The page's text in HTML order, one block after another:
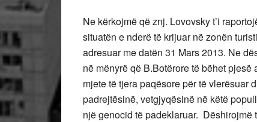
Ne kërkojmë që znj. Lovovsky t’i
situatën e nderë të krijuar në zonën
adresuar me datën 31 Mars 2013. Ne
në mënyrë që B.Botërore të bëhet
mjete të tjera paqësore për të vlerësuar
padrejtësinë, vetgjyqësinë në këtë
një genocid të padeklaruar. Dëshirojmë